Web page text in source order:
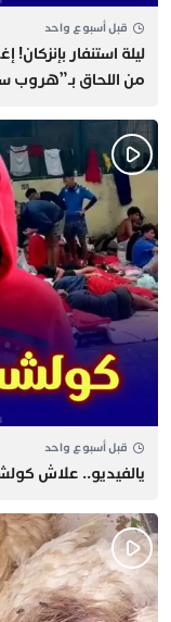
قبل أسبوع واحد
​ليلة استنفار
من اللحاق بـ”هروب
قبل أسبوع واحد
يالفيديو.. علاش